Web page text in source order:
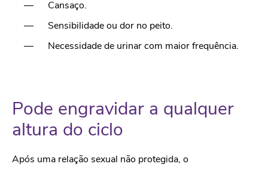
Cansaço.
Sensibilidade ou dor no peito.
Necessidade de urinar com maior frequência.
Pode engravidar a qualquer
altura do ciclo
Após uma relação sexual não protegida, o